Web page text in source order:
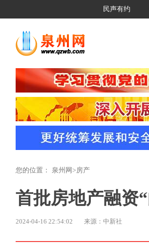
民声有约
您的位置： 泉州网 >房产
首批房地产融资
2024-04-16 22:54:02 来源：中新社